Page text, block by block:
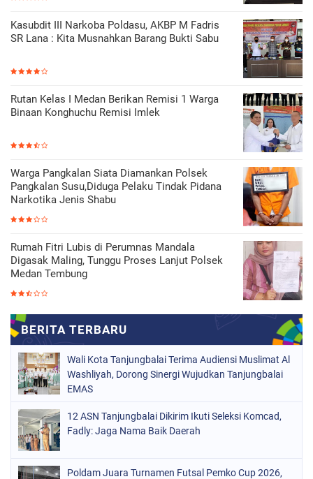
Kasubdit III Narkoba Poldasu, AKBP M Fadris
SR Lana : Kita Musnahkan Barang Bukti Sabu
Rutan Kelas I Medan Berikan Remisi 1 Warga
Binaan Konghuchu Remisi Imlek
Warga Pangkalan Siata Diamankan Polsek
Pangkalan Susu,Diduga Pelaku Tindak Pidana
Narkotika Jenis Shabu
Rumah Fitri Lubis di Perumnas Mandala
Digasak Maling, Tunggu Proses Lanjut Polsek
Medan Tembung
Wali Kota Tanjungbalai Terima Audiensi Muslimat Al
Washliyah, Dorong Sinergi Wujudkan Tanjungbalai
EMAS
12 ASN Tanjungbalai Dikirim Ikuti Seleksi Komcad,
Fadly: Jaga Nama Baik Daerah
Poldam Juara Turnamen Futsal Pemko Cup 2026,